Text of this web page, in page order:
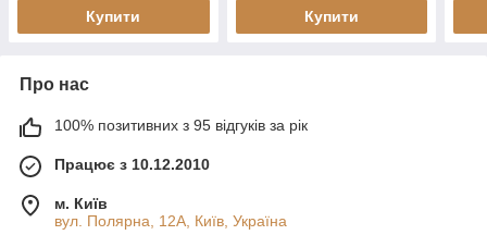
Купити Купити
Про нас
100% позитивних з 95 відгуків за рік
Працює з 10.12.2010
м. Київ
вул. Полярна, 12А, Київ, Україна